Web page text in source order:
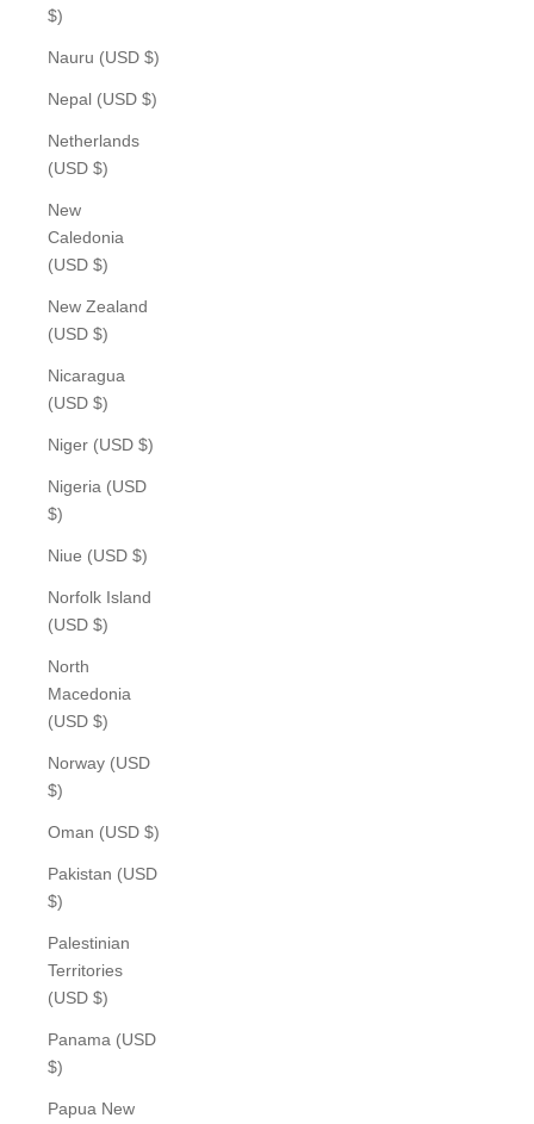
$)
Nauru (USD $)
Nepal (USD $)
Netherlands
(USD $)
New
Caledonia
(USD $)
New Zealand
(USD $)
Nicaragua
(USD $)
Niger (USD $)
Nigeria (USD
$)
Niue (USD $)
Norfolk Island
(USD $)
North
Macedonia
(USD $)
Norway (USD
$)
Oman (USD $)
Pakistan (USD
$)
Palestinian
Territories
(USD $)
Panama (USD
$)
Papua New